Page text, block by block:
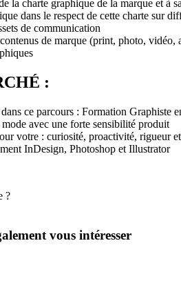
la charte graphique de la marque et à
dans le respect de cette charte sur
de communication
de marque (print, photo, vidéo,
:
ce parcours : Formation Graphiste
avec une forte sensibilité produit
votre : curiosité, proactivité, rigueur
InDesign, Photoshop et Illustrator
?
vous intéresser